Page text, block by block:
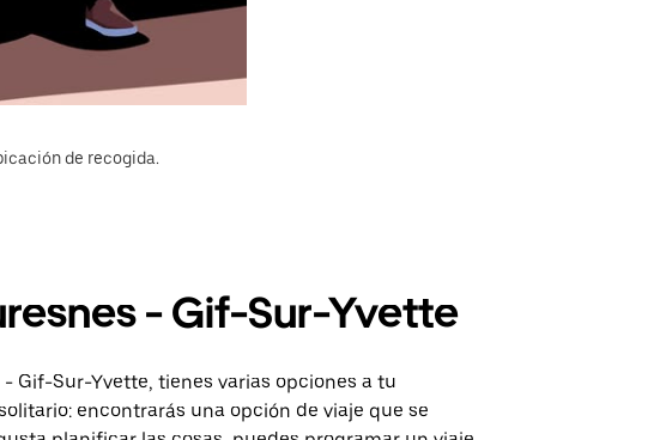
de recogida.
- Gif-Sur-Yvette
Gif-Sur-Yvette, tienes varias opciones a tu
encontrarás una opción de viaje que se